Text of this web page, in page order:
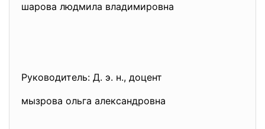
шарова людмила владимировна
Руководитель: Д. э. н., доцент
мызрова ольга александровна